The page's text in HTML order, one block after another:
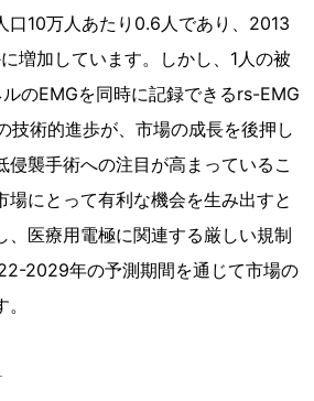
口10万人あたり0.6人であり、2013
増加しています。しかし、1人の被
のEMGを同時に記録できるrs-EMG
技術的進歩が、市場の成長を後押し
侵襲手術への注目が高まっているこ
場にとって有利な機会を生み出すと
、医療用電極に関連する厳しい規制
2029年の予測期間を通じて市場の